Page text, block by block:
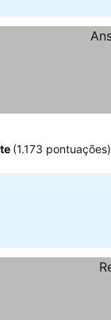
(1.173 pontuações)